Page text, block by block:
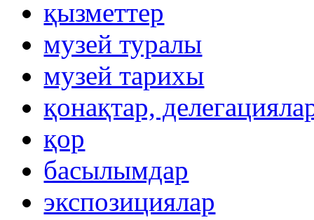
қызметтер
музей туралы
музей тарихы
қонақтар,
қор
басылымдар
экспозициялар